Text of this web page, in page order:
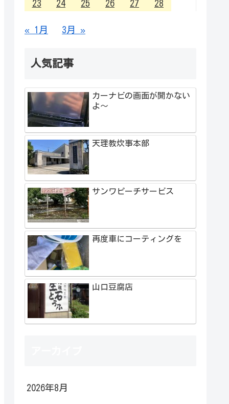
23
24 25 26 27 28
« 1月 3月 »
人気記事
カーナビの画面が開かない
よ～
天理教炊事本部
サンワピーチサービス
再度車にコーティングを
山口豆腐店
2026年8月